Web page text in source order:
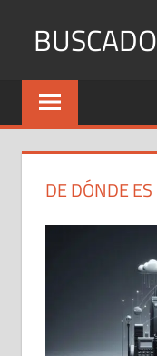
Identifica
Números
y
DE DÓNDE